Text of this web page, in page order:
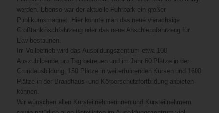
werden. Ebenso war der aktuelle Fuhrpark ein großer
Publikumsmagnet. Hier konnte man das neue vierachsige
Großtanklöschfahrzeug oder das neue Abschleppfahrzeug für
Lkw bestaunen.
Im Vollbetrieb wird das Ausbildungszentrum etwa 100
Auszubildende pro Tag betreuen und im Jahr 60 Plätze in der
Grundausbildung, 150 Plätze in weiterführenden Kursen und 1600
Plätze in der Brandhaus- und Körperschutzfortbildung anbieten
können.
Wir wünschen allen Kursteilnehmerinnen und Kursteilnehmern